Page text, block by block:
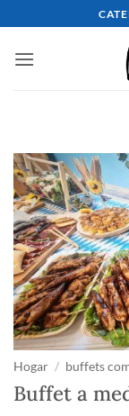
al
contenido
Hogar / buffets
Buffet a